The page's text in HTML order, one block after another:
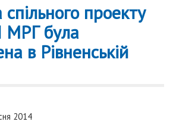
проекту
була
в Рівненській
2014